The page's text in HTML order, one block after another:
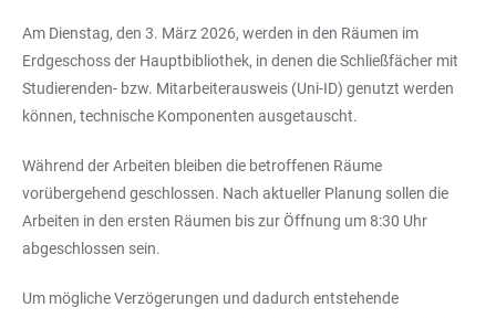
Am Dienstag, den 3. März 2026, werden in den Räumen im
Erdgeschoss der Hauptbibliothek, in denen die Schließfächer mit
Studierenden- bzw. Mitarbeiterausweis (Uni-ID) genutzt werden
können, technische Komponenten ausgetauscht.
Während der Arbeiten bleiben die betroffenen Räume
vorübergehend geschlossen. Nach aktueller Planung sollen die
Arbeiten in den ersten Räumen bis zur Öffnung um 8:30 Uhr
abgeschlossen sein.
Um mögliche Verzögerungen und dadurch entstehende